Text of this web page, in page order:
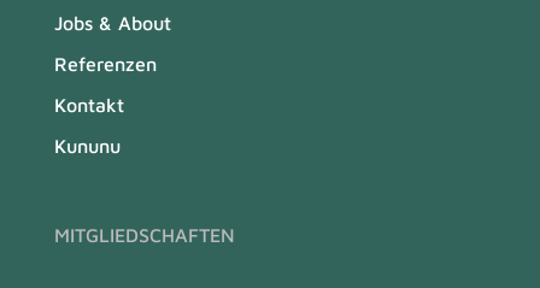
Jobs & About
Referenzen
Kontakt
Kununu
MITGLIEDSCHAFTEN